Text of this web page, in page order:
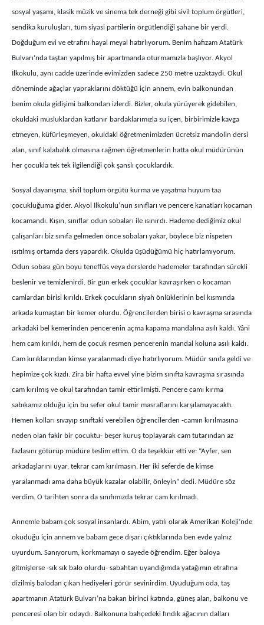
sosyal yaşamı, klasik müzik ve sinema tek derneği gibi sivil toplum örgütleri,
sendika kuruluşları, tüm siyasi partilerin örgütlendiği şahane bir yerdi.
Doğduğum evi ve etrafını hayal meyal hatırlıyorum. Benim hafızam Atatürk
Bulvarı’nda taştan yapılmış bir apartmanda oturmamızla başlıyor. Akyol
İlkokulu, aynı cadde üzerinde evimizden sadece 250 metre uzaktaydı. Okul
döneminde ağaçlar yapraklarını döktüğü için annem, evin balkonundan
benim okula gidişimi balkondan izlerdi. Bizler, okula yürüyerek gidebilen,
okuldaki musluklardan katlanır bardaklarımızla su içen, birbirimizle kavga
etmeyen, küfürleşmeyen, okuldaki öğretmenimizden ücretsiz mandolin dersi
alan, sınıf kalabalık olmasına rağmen öğretmenlerin hatta okul müdürünün
her çocukla tek tek ilgilendiği çok şanslı çocuklardık.
Sosyal dayanışma, sivil toplum örgütü kurma ve yaşatma huyum taa
çocukluğuma gider. Akyol İlkokulu’nun sınıfları ve pencere kanatları kocaman
kocamandı. Kışın, sınıflar odun sobaları ile ısınırdı. Hademe dediğimiz okul
çalışanları biz sınıfa gelmeden önce sobaları yakar, böylece biz nispeten
ısıtılmış ortamda ders yapardık. Okulda üşüdüğümü hiç hatırlamıyorum.
Odun sobası gün boyu teneffüs veya derslerde hademeler tarafından sürekli
beslenir ve temizlenirdi. Bir gün erkek çocuklar kavraşırken o kocaman
camlardan birisi kırıldı. Erkek çocukların siyah önlüklerinin bel kısmında
arkada kumaştan bir kemer olurdu. Öğrencilerden birisi o kavraşma sırasında
arkadaki bel kemerinden pencerenin açma kapama mandalına asılı kaldı. Yâni
hem cam kırıldı, hem de çocuk resmen pencerenin mandal koluna asılı kaldı.
Cam kırıklarından kimse yaralanmadı diye hatırlıyorum. Müdür sınıfa geldi ve
hepimize çok kızdı. Zira bir hafta evvel yine bizim sınıfta kavraşma sırasında
cam kırılmış ve okul tarafından tamir ettirilmişti. Pencere camı kırma
sabıkamız olduğu için bu sefer okul tamir masraflarını karşılamayacaktı.
Hemen kolları sıvayıp sınıftaki verebilen öğrencilerden -camın kırılmasına
neden olan fakir bir çocuktu- beşer kuruş toplayarak cam tutarından az
fazlasını götürüp müdüre teslim ettim. O da teşekkür etti ve: “Ayfer, sen
arkadaşlarını uyar, tekrar cam kırılmasın. Her iki seferde de kimse
yaralanmadı ama daha büyük kazalar olabilir, önleyin” dedi. Müdüre söz
verdim. O tarihten sonra da sınıfımızda tekrar cam kırılmadı.
Annemle babam çok sosyal insanlardı. Abim, yatılı olarak Amerikan Koleji’nde
okuduğu için annem ve babam gece dışarı çıktıklarında ben evde yalnız
uyurdum. Sanıyorum, korkmamayı o sayede öğrendim. Eğer baloya
gitmişlerse -sık sık balo olurdu- sabahtan uyandığımda yatağımın etrafına
dizilmiş balodan çıkan hediyeleri görür sevinirdim. Uyuduğum oda, taş
apartmanın Atatürk Bulvarı’na bakan birinci katında, güneş alan, balkonu ve
penceresi olan bir odaydı. Balkonuna bahçedeki fındık ağacının dalları